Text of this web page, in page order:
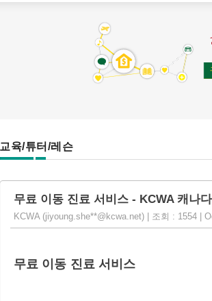
교육/튜터/레슨
무료 이동 진료 서비스 - KCWA 캐나
KCWA (jiyoung.she**@kcwa.net) | 조회 : 1554 |
무료 이동 진료 서비스